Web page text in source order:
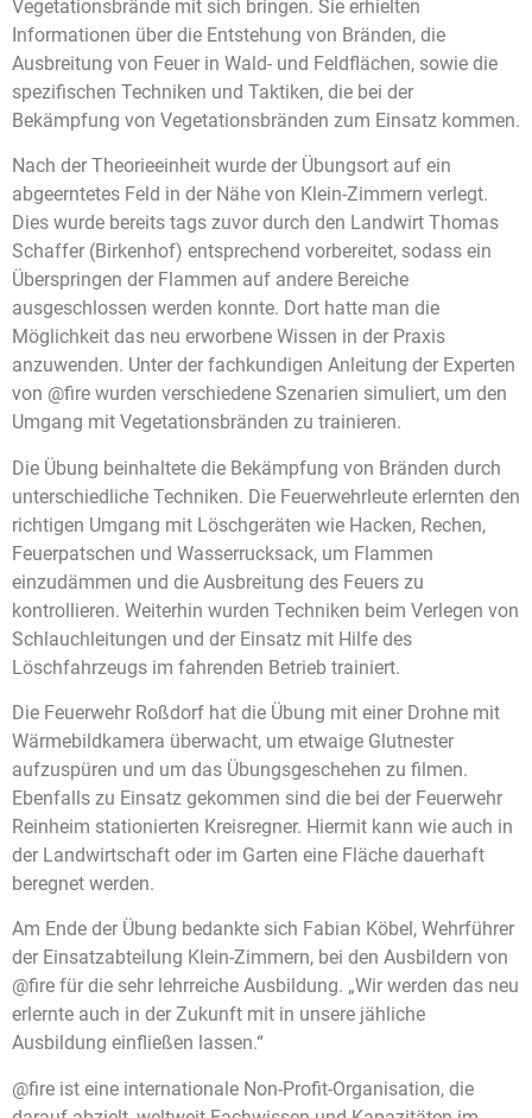
Vegetationsbrände mit sich bringen. Sie erhielten
Informationen über die Entstehung von Bränden, die
Ausbreitung von Feuer in Wald- und Feldflächen, sowie die
spezifischen Techniken und Taktiken, die bei der
Bekämpfung von Vegetationsbränden zum Einsatz kommen.
Nach der Theorieeinheit wurde der Übungsort auf ein
abgeerntetes Feld in der Nähe von Klein-Zimmern verlegt.
Dies wurde bereits tags zuvor durch den Landwirt Thomas
Schaffer (Birkenhof) entsprechend vorbereitet, sodass ein
Überspringen der Flammen auf andere Bereiche
ausgeschlossen werden konnte. Dort hatte man die
Möglichkeit das neu erworbene Wissen in der Praxis
anzuwenden. Unter der fachkundigen Anleitung der Experten
von @fire wurden verschiedene Szenarien simuliert, um den
Umgang mit Vegetationsbränden zu trainieren.
Die Übung beinhaltete die Bekämpfung von Bränden durch
unterschiedliche Techniken. Die Feuerwehrleute erlernten den
richtigen Umgang mit Löschgeräten wie Hacken, Rechen,
Feuerpatschen und Wasserrucksack, um Flammen
einzudämmen und die Ausbreitung des Feuers zu
kontrollieren. Weiterhin wurden Techniken beim Verlegen von
Schlauchleitungen und der Einsatz mit Hilfe des
Löschfahrzeugs im fahrenden Betrieb trainiert.
Die Feuerwehr Roßdorf hat die Übung mit einer Drohne mit
Wärmebildkamera überwacht, um etwaige Glutnester
aufzuspüren und um das Übungsgeschehen zu filmen.
Ebenfalls zu Einsatz gekommen sind die bei der Feuerwehr
Reinheim stationierten Kreisregner. Hiermit kann wie auch in
der Landwirtschaft oder im Garten eine Fläche dauerhaft
beregnet werden.
Am Ende der Übung bedankte sich Fabian Köbel, Wehrführer
der Einsatzabteilung Klein-Zimmern, bei den Ausbildern von
@fire für die sehr lehrreiche Ausbildung. „Wir werden das neu
erlernte auch in der Zukunft mit in unsere jähliche
Ausbildung einfließen lassen.“
@fire ist eine internationale Non-Profit-Organisation, die